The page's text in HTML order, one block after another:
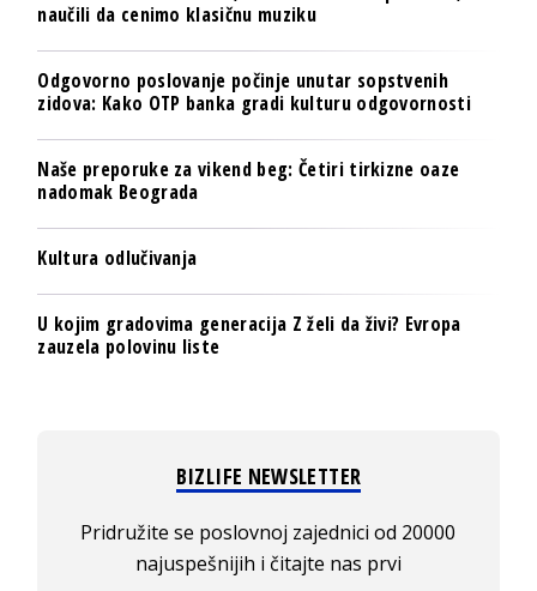
naučili da cenimo klasičnu muziku
Odgovorno poslovanje počinje unutar sopstvenih
zidova: Kako OTP banka gradi kulturu odgovornosti
Naše preporuke za vikend beg: Četiri tirkizne oaze
nadomak Beograda
Kultura odlučivanja
U kojim gradovima generacija Z želi da živi? Evropa
zauzela polovinu liste
BIZLIFE NEWSLETTER
Pridružite se poslovnoj zajednici od 20000
najuspešnijih i čitajte nas prvi